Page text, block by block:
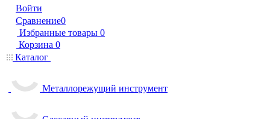
Войти
Сравнение0
Избранные товары 0
Корзина 0
Каталог
Металлорежущий инструмент